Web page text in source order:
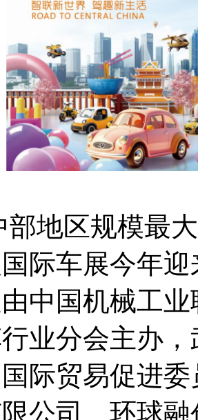
地区规模最
际车展今年
中国机械工
业分会主办
际贸易促进
公司、环球